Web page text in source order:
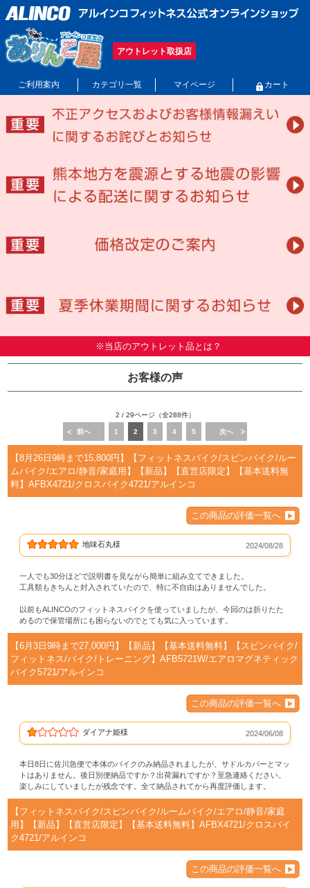
アウトレット取扱店
ご利用案内 カテゴリ一覧 マイページ カート
※当店のアウトレット品とは？
お客様の声
2 / 29ページ（全288件）
前へ 1 2 3 4 5 次へ
【8月26日9時まで15,800円】【フィットネスバイク/スピンバイク/ルー
ムバイク/エアロ/静音/家庭用】【新品】【直営店限定】【基本送料無
料】AFBX4721/クロスバイク4721/アルインコ
この商品の評価一覧へ
地味石丸様 2024/08/28
一人でも30分ほどで説明書を見ながら簡単に組み立てできました。
工具類もきちんと封入されていたので、特に不自由はありませんでした。
以前もALINCOのフィットネスバイクを使っていましたが、今回のは折りたた
めるので保管場所にも困らないのでとても気に入っています。
【6月3日9時まで27,000円】【新品】【基本送料無料】【スピンバイク/
フィットネス/バイク/トレーニング】AFB5721W/エアロマグネティック
バイク5721/アルインコ
この商品の評価一覧へ
ダイアナ姫様 2024/06/08
本日8日に佐川急便で本体のバイクのみ納品されましたが、サドルカバーとマッ
トはありません。後日別便納品ですか？出荷漏れですか？至急連絡ください。
楽しみにしていましたが残念です。全て納品されてから再度評価します。
【フィットネスバイク/スピンバイク/ルームバイク/エアロ/静音/家庭
用】【新品】【直営店限定】【基本送料無料】AFBX4721/クロスバイ
ク4721/アルインコ
この商品の評価一覧へ